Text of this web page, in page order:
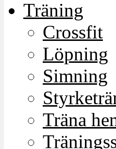
Träning
Crossfit
Löpning
Simning
Träna